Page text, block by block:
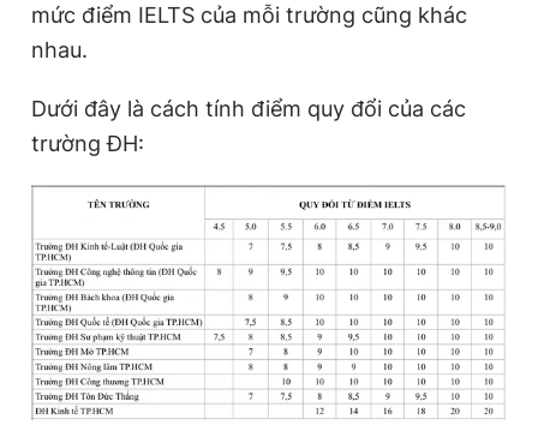
mức điểm IELTS của mỗi trường cũng khác
nhau.
Dưới đây là cách tính điểm quy đổi của các
trường ĐH: